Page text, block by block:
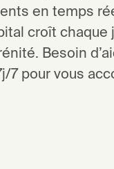
en temps
croît chaque
Besoin
pour vous